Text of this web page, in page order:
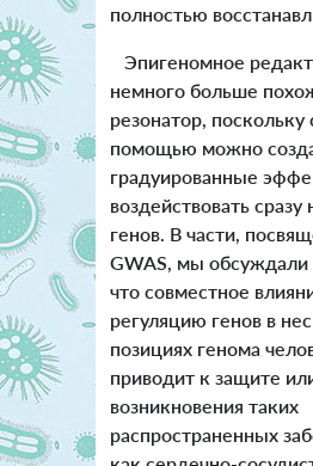
полностью
Эпигеномное
немного больше
резонатор, поскольку
помощью можно
градуированные
воздействовать сразу
генов. В части,
GWAS, мы обсуждали
что совместное
регуляцию генов в
позициях генома
приводит к защите
возникновения таких
распространенных